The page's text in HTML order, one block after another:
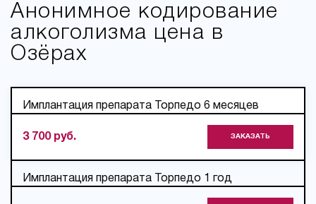
Анонимное кодирование
алкоголизма цена в
Озёрах
Имплантация препарата Торпедо 6 месяцев
3 700 руб. ЗАКАЗАТЬ
Имплантация препарата Торпедо 1 год